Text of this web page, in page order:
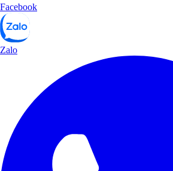
Facebook
Zalo